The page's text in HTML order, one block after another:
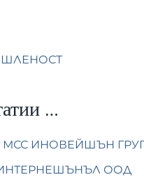
…
МСС ИНОВЕЙШЪН
ООД